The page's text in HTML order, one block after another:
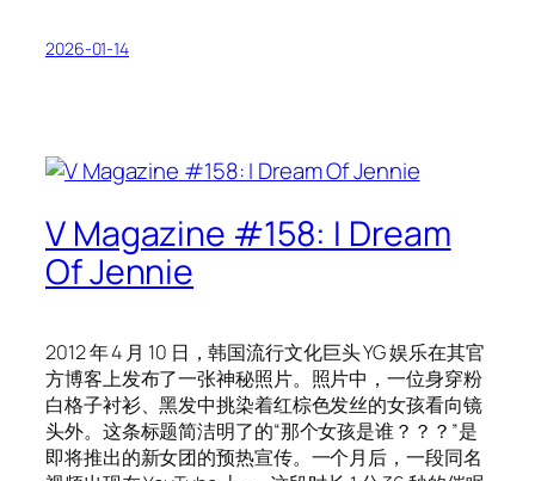
2026-01-14
V Magazine #158: I Dream
Of Jennie
2012 年 4 月 10 日，韩国流行文化巨头 YG 娱乐在其官
方博客上发布了一张神秘照片。照片中，一位身穿粉
白格子衬衫、黑发中挑染着红棕色发丝的女孩看向镜
头外。这条标题简洁明了的“那个女孩是谁？？？”是
即将推出的新女团的预热宣传。一个月后，一段同名